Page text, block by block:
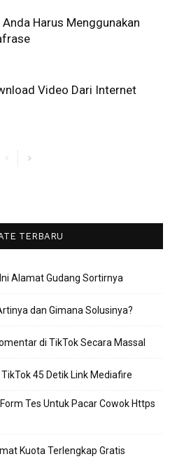
Harus Menggunakan
Video Dari Internet
TERBARU
Alamat Gudang Sortirnya
dan Gimana Solusinya?
di TikTok Secara Massal
45 Detik Link Mediafire
Tes Untuk Pacar Cowok Https
Kuota Terlengkap Gratis